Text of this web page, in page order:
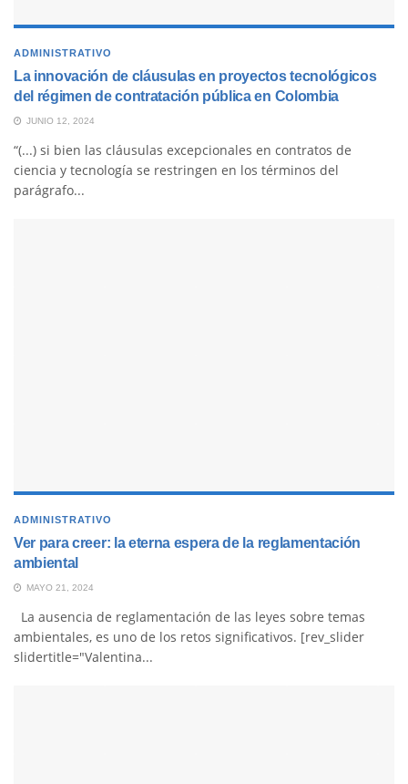
ADMINISTRATIVO
La innovación de cláusulas en proyectos tecnológicos
del régimen de contratación pública en Colombia
JUNIO 12, 2024
“(...) si bien las cláusulas excepcionales en contratos de
ciencia y tecnología se restringen en los términos del
parágrafo...
ADMINISTRATIVO
Ver para creer: la eterna espera de la reglamentación
ambiental
MAYO 21, 2024
La ausencia de reglamentación de las leyes sobre temas
ambientales, es uno de los retos significativos. [rev_slider
slidertitle="Valentina...